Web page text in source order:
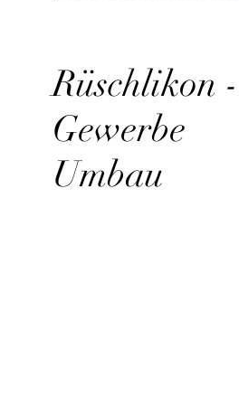
Rüschlikon -
Gewerbe
Umbau